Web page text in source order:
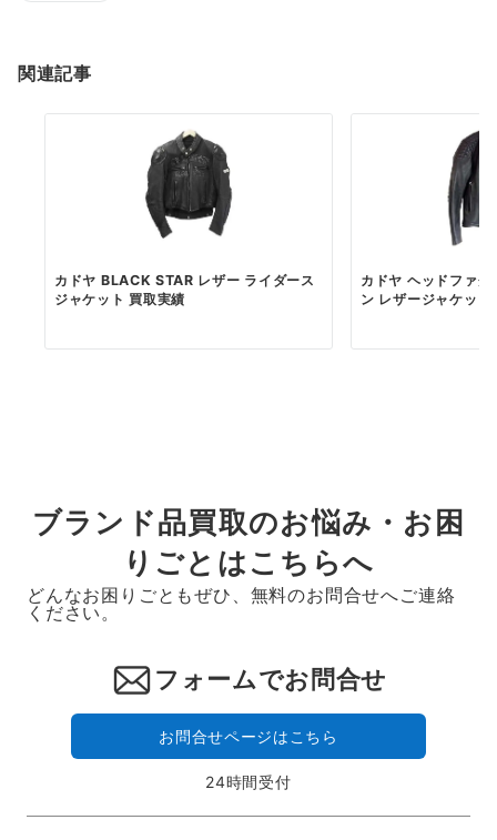
関連記事
カドヤ BLACK STAR レザー ライダース
ジャケット 買取実績
カドヤ ヘッドファ
ン レザージャケット
ブランド品買取のお悩み・お困
りごとはこちらへ
どんなお困りごともぜひ、無料のお問合せへご連絡
ください。
フォームでお問合せ
お問合せページはこちら
24時間受付